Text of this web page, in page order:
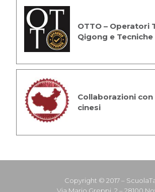
OTTO – Operatori
Qigong e
Collaborazioni
cinesi
Copyright © 2017 –
Via Mario Greppi, 2 – 28100